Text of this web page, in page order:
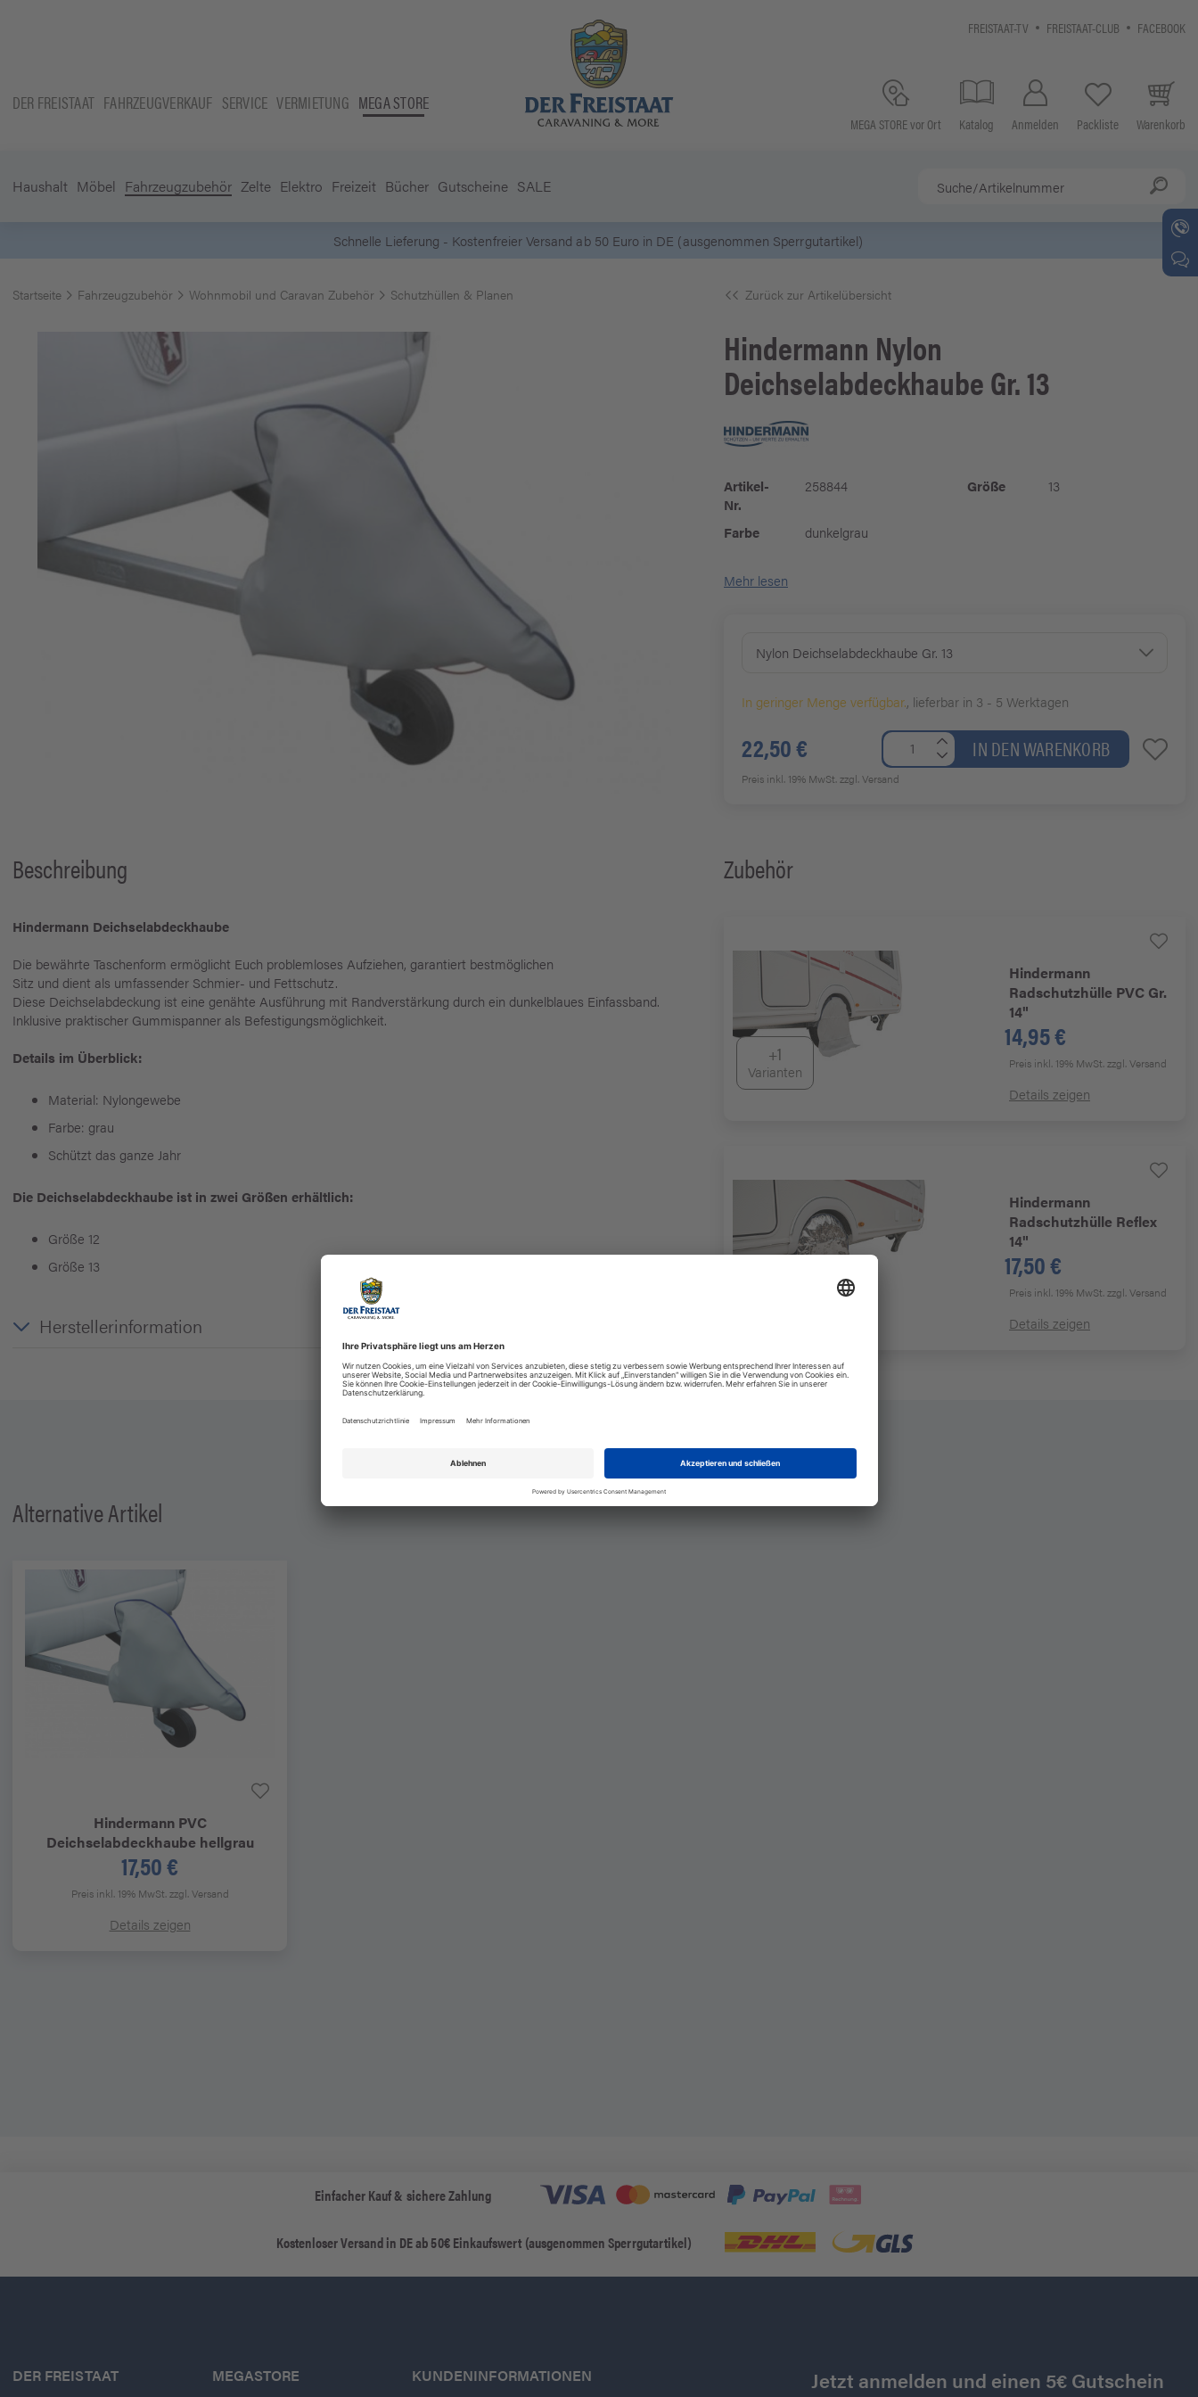
FREISTAAT-TV FREISTAAT-CLUB FACEBOOK
DER FREISTAAT FAHRZEUGVERKAUF SERVICE VERMIETUNG MEGA STORE
MEGA STORE vor Ort Katalog Anmelden Packliste Warenkorb
Haushalt Möbel Fahrzeugzubehör Zelte Elektro Freizeit Bücher Gutscheine SALE
5 Euro Gutschein* bei Newsletter-Anmeldung
Startseite Fahrzeugzubehör Wohnmobil und Caravan Zubehör Schutzhüllen & Planen Zurück zur Artikelübersicht
Hindermann Nylon
Deichselabdeckhaube Gr. 13
Artikel-
Nr.
258844 Größe 13
Farbe dunkelgrau
Mehr lesen
Nylon Deichselabdeckhaube Gr. 13
In geringer Menge verfügbar., lieferbar in 3 - 5 Werktagen
22,50 € IN DEN WARENKORB
Preis inkl. 19% MwSt.zzgl. Versand
Beschreibung
Hindermann Deichselabdeckhaube
Die bewährte Taschenform ermöglicht Euch problemloses Aufziehen, garantiert bestmöglichen
Sitz und dient als umfassender Schmier- und Fettschutz.
Diese Deichselabdeckung ist eine genähte Ausführung mit Randverstärkung durch ein dunkelblaues Einfassband.
Inklusive praktischer Gummispanner als Befestigungsmöglichkeit.
Details im Überblick:
Material: Nylongewebe
Farbe: grau
Schützt das ganze Jahr
Die Deichselabdeckhaube ist in zwei Größen erhältlich:
Größe 12
Größe 13
Herstellerinformation
Zubehör
+1
Varianten
Hindermann
Radschutzhülle PVC Gr.
14"
14,95 €
Preis inkl. 19% MwSt.zzgl. Versand
Details zeigen
Hindermann
Radschutzhülle Reflex
14"
17,50 €
Preis inkl. 19% MwSt.zzgl. Versand
Details zeigen
Alternative Artikel
HindermannPVC
Deichselabdeckhaube hellgrau
17,50 €
Preis inkl. 19% MwSt.zzgl. Versand
Details zeigen
Einfacher Kauf & sichere Zahlung
Kostenloser Versand in DE ab 50€ Einkaufswert (ausgenommen Sperrgutartikel)
DER FREISTAAT MEGASTORE KUNDENINFORMATIONEN
Jetzt anmelden und einen 5€ Gutschein